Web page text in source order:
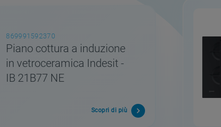
869991592370
Piano cottura a induzione
in vetroceramica Indesit -
IB 21B77 NE
Scopri di più